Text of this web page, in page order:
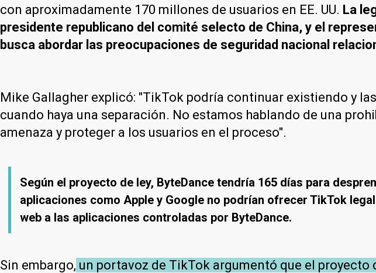
con aproximadamente 170 millones de usuarios en EE. UU. La
presidente republicano del comité selecto de China, y el
busca abordar las preocupaciones de seguridad nacional
Mike Gallagher explicó: "TikTok podría continuar existiendo y
cuando haya una separación. No estamos hablando de una
amenaza y proteger a los usuarios en el proceso".
Según el proyecto de ley, ByteDance tendría 165 días para
aplicaciones como Apple y Google no podrían ofrecer TikTok
web a las aplicaciones controladas por ByteDance.
Sin embargo, un portavoz de TikTok argumentó que el